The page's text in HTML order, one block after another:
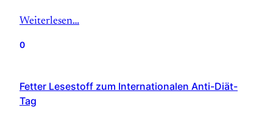
Weiterlesen…
0
Fetter Lesestoff zum Internationalen Anti-Diät-
Tag